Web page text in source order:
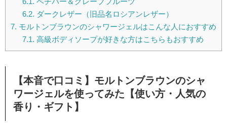
6.2. ダークレザー（旧品名ロシアンレザー）
7. モルトンブラウンのシャワージェルはこんな人におすすめ
7.1. 高級ボディソープが好きな方はこちらもおすすめ
【本音で口コミ】 モルトンブラウンのシャ
ワージェルを使ってみた【使い方・ 人気の
香り・ギフト】